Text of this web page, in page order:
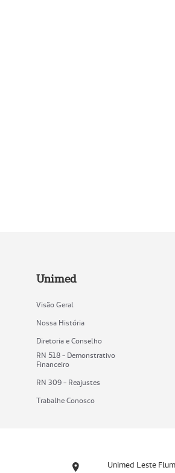
Unimed
Visão Geral
Nossa História
Diretoria e Conselho
RN 518 - Demonstrativo
Financeiro
RN 309 - Reajustes
Trabalhe Conosco
Unimed Leste